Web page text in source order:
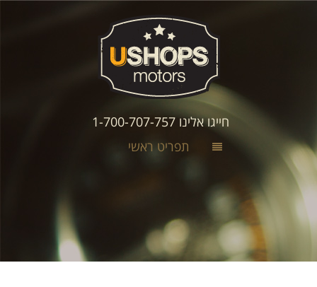
חייגו אלינו 1-700-707-757
תפריט ראשי